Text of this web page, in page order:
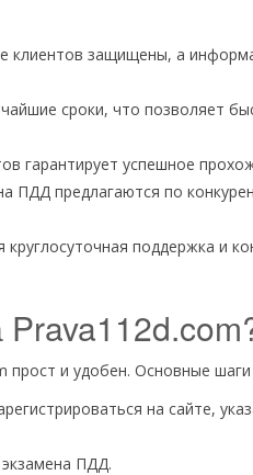
клиентов защищены, а
сроки, что позволяет
гарантирует успешное
ПДД предлагаются по
поддержка и
прост и удобен. Основные
на сайте,
экзамена ПДД.